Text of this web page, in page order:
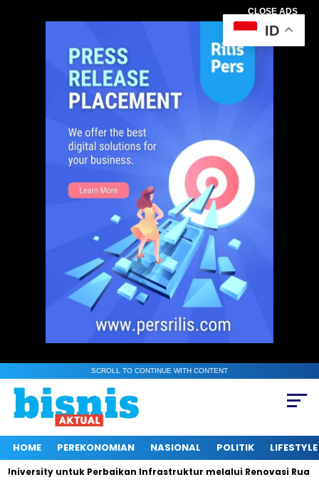
CLOSE ADS
SCROLL TO CONTINUE WITH CONTENT
HOME PEREKONOMIAN NASIONAL POLITIK LIFESTYLE
untuk Perbaikan Infrastruktur melalui Renovasi Ruang
ID